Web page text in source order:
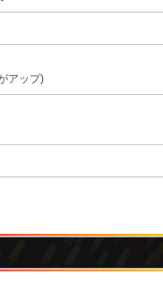
アップ)